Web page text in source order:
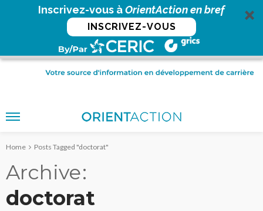
Inscrivez-vous àOrientAction en bref
INSCRIVEZ-VOUS
Home Posts Tagged "doctorat"
Archive
doctorat